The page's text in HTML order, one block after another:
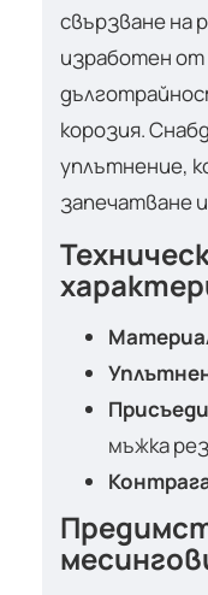
свързване на
изработен от
корозия.
уплътнение,
запечатване
мъжка